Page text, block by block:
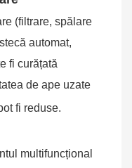
(filtrare, spălare
automat,
fi curățată
de ape uzate
fi reduse.
multifuncțional